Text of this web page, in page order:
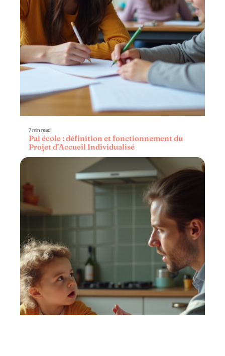
7 min read
Pai école : définition et fonctionnement du
Projet d’Accueil Individualisé